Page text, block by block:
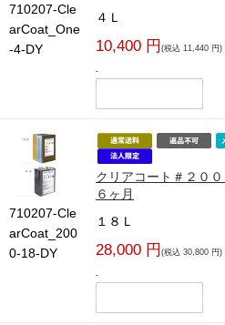
710207-Cle
arCoat_One
-4-DY
４Ｌ
10,400 円 (税込 11,440 円)
-
710207-Cle
arCoat_200
0-18-DY
クリアコート＃２０
６ヶ月
１８Ｌ
28,000 円 (税込 30,800 円)
-